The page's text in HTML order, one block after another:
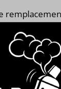
EVOD Glass.
1.5 ou 1.8